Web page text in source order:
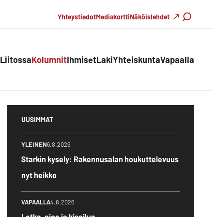
YhteystiedotMediakorttiNäköislehdet
Haku
LiitossaKolumnitIhmisetLakiYhteiskuntaVapaalla
UUSIMMAT
YLEINEN6.8.2026
Starkin kysely: Rakennusalan houkuttelevuus
nyt heikko
VAPAALLA4.8.2026